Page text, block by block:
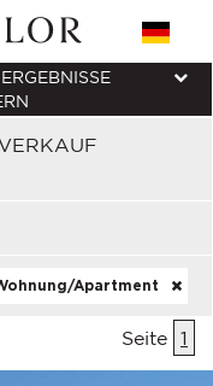
Apartment
Seite 1